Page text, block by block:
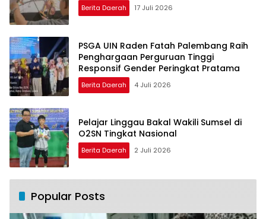
Berita Daerah 17 Juli 2026
PSGA UIN Raden Fatah Palembang Raih
Penghargaan Perguruan Tinggi
Responsif Gender Peringkat Pratama
Berita Daerah 4 Juli 2026
Pelajar Linggau Bakal Wakili Sumsel di
O2SN Tingkat Nasional
Berita Daerah 2 Juli 2026
Popular Posts